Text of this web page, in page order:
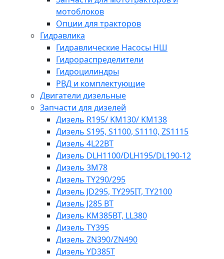
мотоблоков
Опции для тракторов
Гидравлика
Гидравлические Насосы НШ
Гидрораспределители
Гидроцилиндры
РВД и комплектующие
Двигатели дизельные
Запчасти для дизелей
Дизель R195/ KM130/ KM138
Дизель S195, S1100, S1110, ZS1115
Дизель 4L22BT
Дизель DLH1100/DLH195/DL190-12
Дизель 3М78
Дизель TY290/295
Дизель JD295, TY295IT, TY2100
Дизель J285 BT
Дизель KM385BT, LL380
Дизель TY395
Дизель ZN390/ZN490
Дизель YD385T